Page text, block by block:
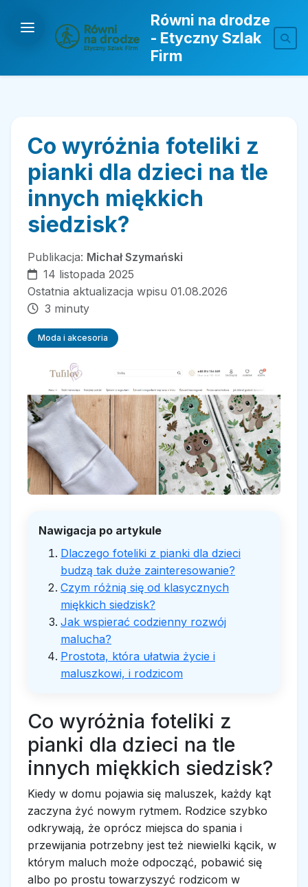
Równi na drodze
- Etyczny Szlak
Firm
Co wyróżnia foteliki z
pianki dla dzieci na tle
innych miękkich
siedzisk?
Publikacja: Michał Szymański
14 listopada 2025
Ostatnia aktualizacja wpisu 01.08.2026
3 minuty
Moda i akcesoria
Nawigacja po artykule
Dlaczego foteliki z pianki dla dzieci
budzą tak duże zainteresowanie?
Czym różnią się od klasycznych
miękkich siedzisk?
Jak wspierać codzienny rozwój
malucha?
Prostota, która ułatwia życie i
maluszkowi, i rodzicom
Co wyróżnia foteliki z
pianki dla dzieci na tle
innych miękkich siedzisk?
Kiedy w domu pojawia się maluszek, każdy kąt
zaczyna żyć nowym rytmem. Rodzice szybko
odkrywają, że oprócz miejsca do spania i
przewijania potrzebny jest też niewielki kącik, w
którym maluch może odpocząć, pobawić się
albo po prostu towarzyszyć rodzicom w